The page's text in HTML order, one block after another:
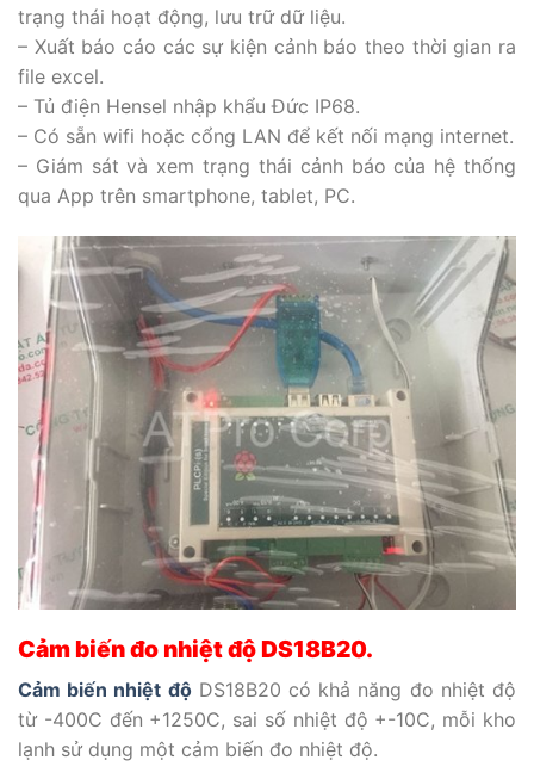
trạng thái hoạt động, lưu trữ dữ liệu.
– Xuất báo cáo các sự kiện cảnh báo theo thời gian ra
file excel.
– Tủ điện Hensel nhập khẩu Đức IP68.
– Có sẵn wifi hoặc cổng LAN để kết nối mạng internet.
– Giám sát và xem trạng thái cảnh báo của hệ thống
qua App trên smartphone, tablet, PC.
Cảm biến đo nhiệt độ DS18B20.
Cảm biến nhiệt độDS18B20 có khả năng đo nhiệt độ
từ -400C đến +1250C, sai số nhiệt độ +-10C, mỗi kho
lạnh sử dụng một cảm biến đo nhiệt độ.